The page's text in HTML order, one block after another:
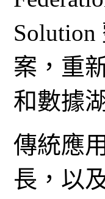
Solution
案，重
和數據
傳統應
長，以